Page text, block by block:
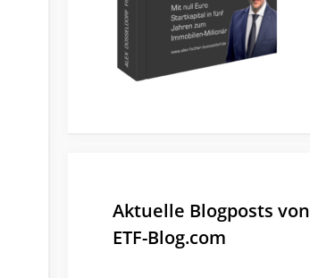
Aktuelle Blogposts von
ETF-Blog.com